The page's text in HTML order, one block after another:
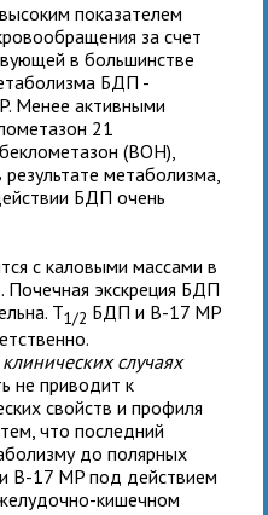
показателем
за счет
в большинстве
БДП -
Менее активными
21
(ВОН),
метаболизма,
БДП очень
с каловыми массами в
экскреция БДП
T1/2 БДП и В-17 MP
случаях
не приводит к
свойств и профиля
что последний
до полярных
В-17 MP под действием
кишечном